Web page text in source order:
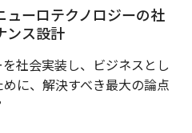
ーロテクノロジーの社
ンス設計
社会実装し、ビジネスとし
に、解決すべき最大の論点